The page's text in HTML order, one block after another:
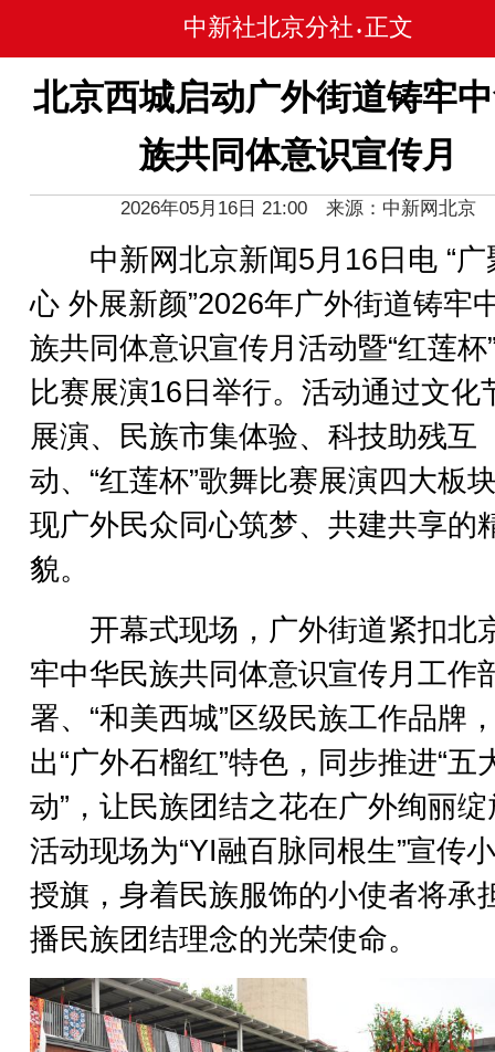
中新社北京分社 • 正文
北京西城启动广外街道铸牢
族共同体意识宣传月
2026年05月16日 21:00 来源：中新网北京
中新网北京新闻5月16日电 “广
心 外展新颜”2026年广外街道铸牢
族共同体意识宣传月活动暨“红莲杯
比赛展演16日举行。活动通过文化
展演、民族市集体验、科技助残互
动、“红莲杯”歌舞比赛展演四大板
现广外民众同心筑梦、共建共享的
貌。
开幕式现场，广外街道紧扣北
牢中华民族共同体意识宣传月工作
署、“和美西城”区级民族工作品牌
出“广外石榴红”特色，同步推进“五
动”，让民族团结之花在广外绚丽
活动现场为“YI融百脉同根生”宣传
授旗，身着民族服饰的小使者将承
播民族团结理念的光荣使命。